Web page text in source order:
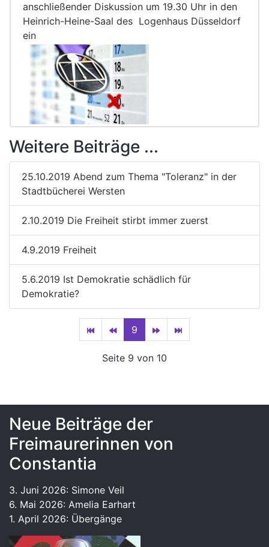
anschließender Diskussion um 19.30 Uhr in den
Heinrich-Heine-Saal des Logenhaus Düsseldorf
ein
Weitere Beiträge ...
25.10.2019 Abend zum Thema "Toleranz" in der
Stadtbücherei Wersten
2.10.2019 Die Freiheit stirbt immer zuerst
4.9.2019 Freiheit
5.6.2019 Ist Demokratie schädlich für
Demokratie?
9
Seite 9 von 10
Neue Beiträge der
Freimaurerinnen von
Constantia
3. Juni 2026: Simone Veil
6. Mai 2026: Amelia Earhart
1. April 2026: Übergänge